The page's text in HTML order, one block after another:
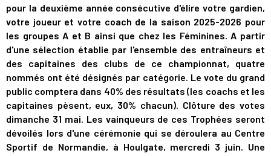
pour la deuxième année consécutive d'élire votre gardien,
votre joueur et votre coach de la saison 2025-2026 pour
les groupes A et B ainsi que chez les Féminines. A partir
d'une sélection établie par l'ensemble des entraîneurs et
des capitaines des clubs de ce championnat, quatre
nommés ont été désignés par catégorie. Le vote du grand
public comptera dans 40% des résultats (les coachs et les
capitaines pèsent, eux, 30% chacun). Clôture des votes
dimanche 31 mai. Les vainqueurs de ces Trophées seront
dévoilés lors d'une cérémonie qui se déroulera au Centre
Sportif de Normandie, à Houlgate, mercredi 3 juin. Une